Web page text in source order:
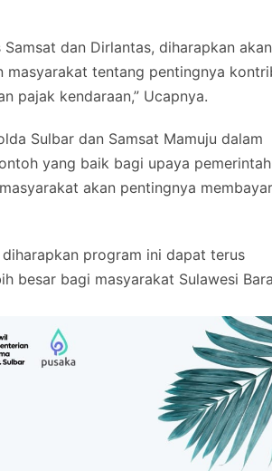
dan Dirlantas, diharapkan akan
tentang pentingnya
pajak kendaraan,” Ucapnya.
Sulbar dan Samsat Mamuju dalam
yang baik bagi upaya
akan pentingnya
program ini dapat terus
besar bagi masyarakat Sulawesi